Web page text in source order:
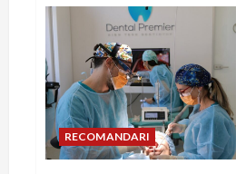
pentru
implicarea
angajaților
prin
comunicare
internă
eficientă
RECOMANDARI